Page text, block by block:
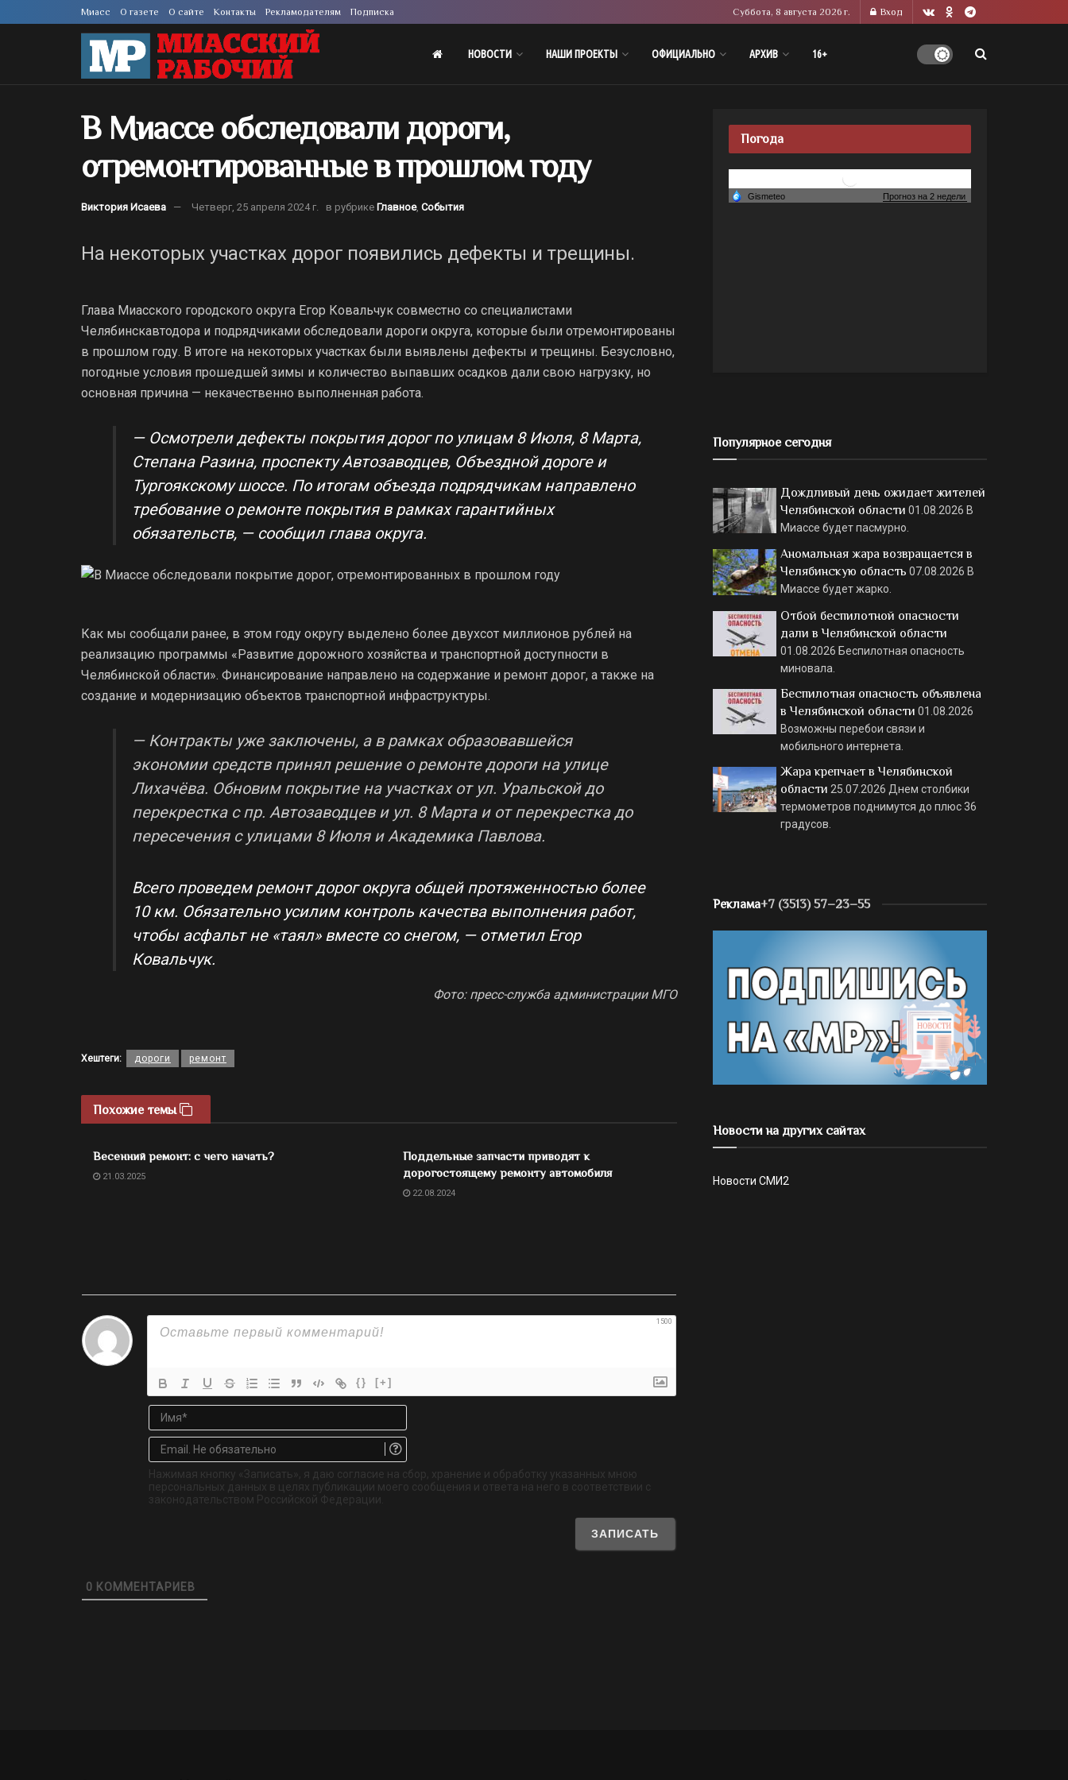
Миасс О газете О сайте Контакты Рекламодателям Подписка Суббота, 8 августа 2026 г. Вход
НОВОСТИ НАШИ ПРОЕКТЫ ОФИЦИАЛЬНО АРХИВ 16+
В Миассе обследовали дороги,
отремонтированные в прошлом году
Виктория Исаева Четверг, 25 апреля 2024 г. в рубрике Главное, События
На некоторых участках дорог появились дефекты и трещины.
Глава Миасского городского округа Егор Ковальчук совместно со специалистами
Челябинскавтодора и подрядчиками обследовали дороги округа, которые были отремонтированы
в прошлом году. В итоге на некоторых участках были выявлены дефекты и трещины. Безусловно,
погодные условия прошедшей зимы и количество выпавших осадков дали свою нагрузку, но
основная причина — некачественно выполненная работа.
— Осмотрели дефекты покрытия дорог по улицам 8 Июля, 8 Марта,
Степана Разина, проспекту Автозаводцев, Объездной дороге и
Тургоякскому шоссе. По итогам объезда подрядчикам направлено
требование о ремонте покрытия в рамках гарантийных
обязательств, — сообщил глава округа.
Как мы сообщали ранее, в этом году округу выделено более двухсот миллионов рублей на
реализацию программы «Развитие дорожного хозяйства и транспортной доступности в
Челябинской области». Финансирование направлено на содержание и ремонт дорог, а также на
создание и модернизацию объектов транспортной инфраструктуры.
— Контракты уже заключены, а в рамках образовавшейся
экономии средств принял решение о ремонте дороги на улице
Лихачёва. Обновим покрытие на участках от ул. Уральской до
перекрестка с пр. Автозаводцев и ул. 8 Марта и от перекрестка до
пересечения с улицами 8 Июля и Академика Павлова.
Всего проведем ремонт дорог округа общей протяженностью более
10 км. Обязательно усилим контроль качества выполнения работ,
чтобы асфальт не «таял» вместе со снегом, — отметил Егор
Ковальчук.
Фото: пресс-служба администрации МГО
Хештеги: дороги ремонт
Похожие темы
Весенний ремонт: с чего начать?
21.03.2025
Поддельные запчасти приводят к
дорогостоящему ремонту автомобиля
22.08.2024
1500
{} [+]
Имя*
Email.
обязательно
Нажимая кнопку «Записать», я даю согласие на сбор, хранение и обработку указанных мною
персональных данных в целях публикации моего сообщения и ответа на него в соответствии с
законодательством Российской Федерации.
0 КОММЕНТАРИЕВ
Погода
Популярное сегодня
Дождливый день ожидает жителей
Челябинской области 01.08.2026 В
Миассе будет пасмурно.
Аномальная жара возвращается в
Челябинскую область 07.08.2026 В
Миассе будет жарко.
Отбой беспилотной опасности
дали в Челябинской области
01.08.2026 Беспилотная опасность
миновала.
Беспилотная опасность объявлена
в Челябинской области 01.08.2026
Возможны перебои связи и
мобильного интернета.
Жара крепчает в Челябинской
области 25.07.2026 Днем столбики
термометров поднимутся до плюс 36
градусов.
Реклама+7 (3513) 57–23–55
Новости на других сайтах
Новости СМИ2